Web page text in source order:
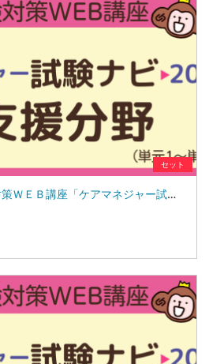
セット
🎥ケアマネジャー受験対策ＷＥＢ講座「ケアマネジャー試験ナビ２０２６」介護支援分野